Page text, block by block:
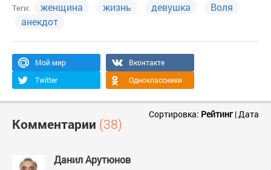
Теги: женщина жизнь девушка
Воля
анекдот
Мой мир
Вконтакте
Twitter
Одноклассники
Комментарии (38)
Сортировка: Рейтинг|Дата
Данил Арутюнов